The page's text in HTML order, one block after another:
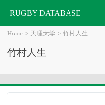
RUGBY DATABASE
Home 天理大学 竹村人生
竹村人生